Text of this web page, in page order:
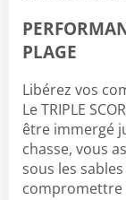
PLAGE
Libérez vos
Le TRIPLE
être immergé
chasse, vous
sous les
compromettre